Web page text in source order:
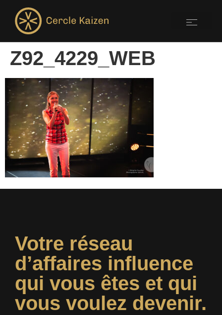
Z92_4229_WEB
Votre réseau
d’affaires influence
qui vous êtes et qui
vous voulez devenir.